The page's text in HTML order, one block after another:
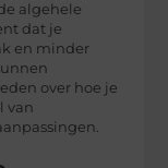
algehele
dat je
en minder
over hoe je
van